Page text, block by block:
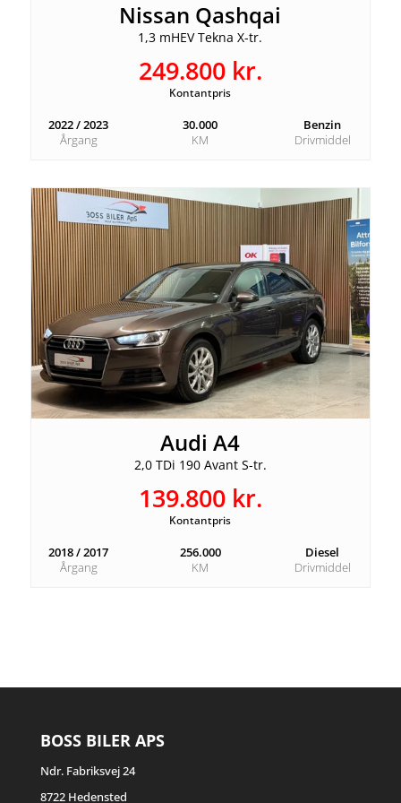
Skiltegenkendelse
Fjernlysassistent
ESP / antispin
Dæktryksmåler
Airbags
🅿️ Parkering & Praktisk
360° kamera
Parkeringssensorer for & bag
El-klapbare sidespejle
Anhængertræk
Nissan Qashqai
1,3 mHEV Tekna X-tr.
249.800 kr.
Kontantpris
2022 / 2023
Årgang
30.000
KM
Benzin
Drivmiddel
Audi A4
2,0 TDi 190 Avant S-tr.
139.800 kr.
Kontantpris
2018 / 2017
Årgang
256.000
KM
Diesel
Drivmiddel
BOSS BILER APS
Ndr. Fabriksvej 24
8722 Hedensted